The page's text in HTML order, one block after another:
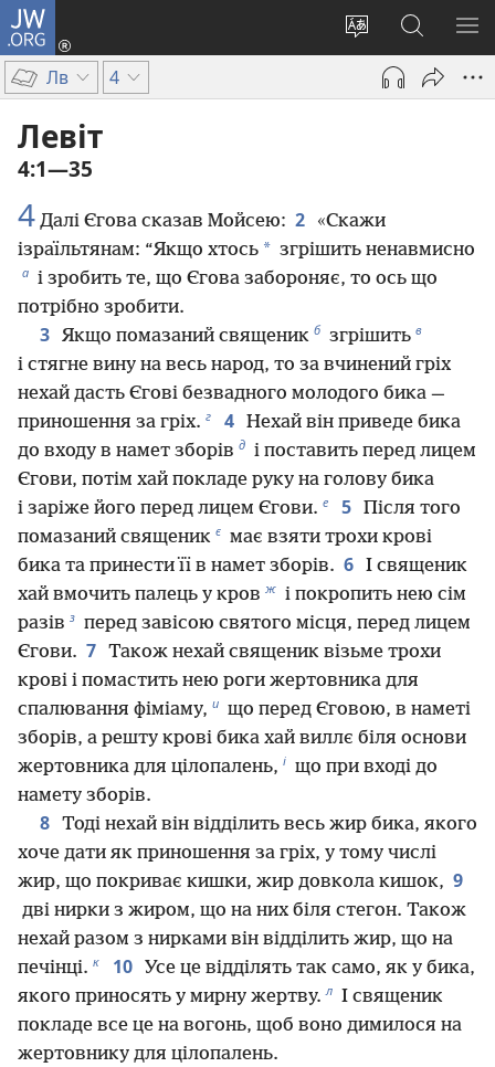
JW.ORG
Змінити
мову
сайту
Увійти
(відкривається
новому
Пошук
на
сайті
Лв 4
Левіт
4:1—35
4 Далі Єгова сказав Мойсею: 2
«Скажи
ізраїльтянам: “Якщо хтось * згрішить ненавмисно
а і зробить те, що Єгова забороняє, то ось що
потрібно зробити.
3 Якщо помазаний священик б згрішить в
і стягне вину на весь народ, то за вчинений гріх
нехай дасть Єгові безвадного молодого бика —
приношення за гріх. г 4 Нехай він приведе бика
до входу в намет зборів д і поставить перед лицем
Єгови, потім хай покладе руку на голову бика
і заріже його перед лицем Єгови. е 5 Після того
помазаний священик є має взяти трохи крові
бика та принести її в намет зборів. 6 І священик
хай вмочить палець у кров ж і покропить нею сім
разів з перед завісою святого місця, перед лицем
Єгови. 7 Також нехай священик візьме трохи
крові і помастить нею роги жертовника для
спалювання фіміаму, и що перед Єговою, в наметі
зборів, а решту крові бика хай виллє біля основи
жертовника для цілопалень, і що при вході до
намету зборів.
8 Тоді нехай він відділить весь жир бика, якого
хоче дати як приношення за гріх, у тому числі
жир, що покриває кишки, жир довкола кишок, 9
дві нирки з жиром, що на них біля стегон. Також
нехай разом з нирками він відділить жир, що на
печінці. к 10 Усе це відділять так само, як у бика,
якого приносять у мирну жертву. л І священик
покладе все це на вогонь, щоб воно димилося на
жертовнику для цілопалень.